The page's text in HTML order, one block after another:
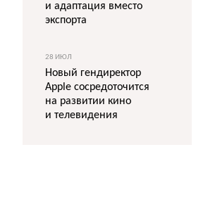
и адаптация вместо
экспорта
28 ИЮЛ
Новый гендиректор
Apple сосредоточится
на развитии кино
и телевидения